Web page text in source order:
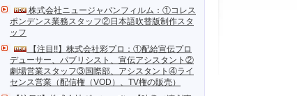
株式会社ニュージャパンフィルム：①コレス
ポンデンス業務スタッフ②日本語吹替版制作スタ
ッフ
【注目!!】株式会社彩プロ：①配給宣伝プロ
デューサー、パブリシスト、宣伝アシスタント②
劇場営業スタッフ③国際部、アシスタント④ライ
センス営業（配信権（VOD）、TV権の販売）